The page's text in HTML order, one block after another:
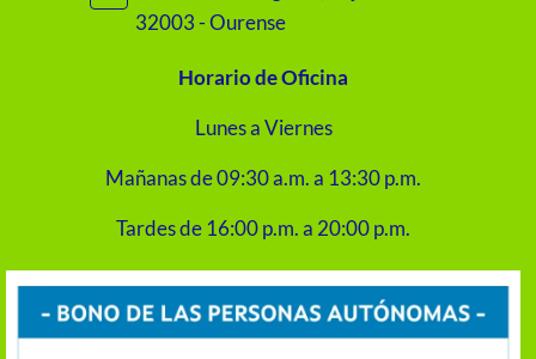
32003 - Ourense
Horario de Oficina
Lunes a Viernes
Mañanas de 09:30 a.m. a 13:30 p.m.
Tardes de 16:00 p.m. a 20:00 p.m.